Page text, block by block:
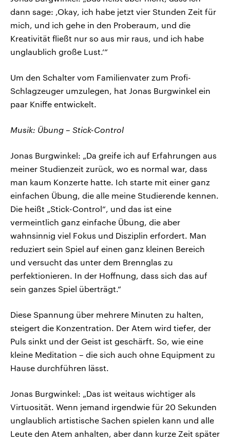
dann sage: ,Okay, ich habe jetzt vier Stunden Zeit für
mich, und ich gehe in den Proberaum, und die
Kreativität fließt nur so aus mir raus, und ich habe
unglaublich große Lust.‘“
Um den Schalter vom Familienvater zum Profi-
Schlagzeuger umzulegen, hat Jonas Burgwinkel ein
paar Kniffe entwickelt.
Musik: Übung – Stick-Control
Jonas Burgwinkel: „Da greife ich auf Erfahrungen aus
meiner Studienzeit zurück, wo es normal war, dass
man kaum Konzerte hatte. Ich starte mit einer ganz
einfachen Übung, die alle meine Studierende kennen.
Die heißt „Stick-Control“, und das ist eine
vermeintlich ganz einfache Übung, die aber
wahnsinnig viel Fokus und Disziplin erfordert. Man
reduziert sein Spiel auf einen ganz kleinen Bereich
und versucht das unter dem Brennglas zu
perfektionieren. In der Hoffnung, dass sich das auf
sein ganzes Spiel überträgt.“
Diese Spannung über mehrere Minuten zu halten,
steigert die Konzentration. Der Atem wird tiefer, der
Puls sinkt und der Geist ist geschärft. So, wie eine
kleine Meditation – die sich auch ohne Equipment zu
Hause durchführen lässt.
Jonas Burgwinkel: „Das ist weitaus wichtiger als
Virtuosität. Wenn jemand irgendwie für 20 Sekunden
unglaublich artistische Sachen spielen kann und alle
Leute den Atem anhalten, aber dann kurze Zeit später